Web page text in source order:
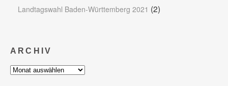
Landtagswahl Baden-Württemberg 2021 (2)
ARCHIV
Archiv